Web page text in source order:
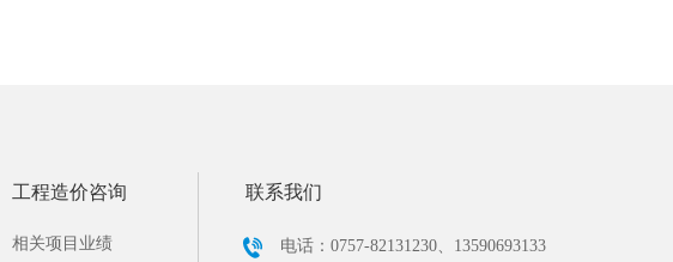
工程造价咨询
相关项目业绩
联系我们
电话：0757-82131230、13590693133